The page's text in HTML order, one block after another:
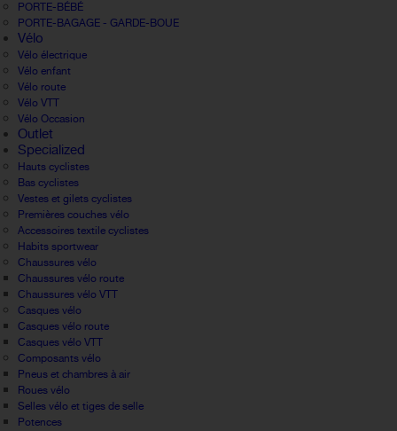
PORTE-BÉBÉ
PORTE-BAGAGE - GARDE-BOUE
Vélo
Vélo électrique
Vélo enfant
Vélo route
Vélo VTT
Vélo Occasion
Outlet
Specialized
Hauts cyclistes
Bas cyclistes
Vestes et gilets cyclistes
Premières couches vélo
Accessoires textile cyclistes
Habits sportwear
Chaussures vélo
Chaussures vélo route
Chaussures vélo VTT
Casques vélo
Casques vélo route
Casques vélo VTT
Composants vélo
Pneus et chambres à air
Roues vélo
Selles vélo et tiges de selle
Potences